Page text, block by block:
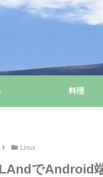
料理
Linux
でAndroid